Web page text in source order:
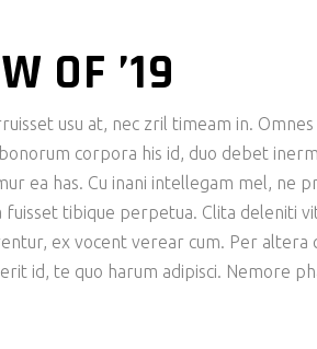
OF ’19
usu at, nec zril timeam in.
corpora his id, duo debet
ea has. Cu inani intellegam mel, ne
tibique perpetua. Clita deleniti
ex vocent verear cum. Per altera
id, te quo harum adipisci. Nemore